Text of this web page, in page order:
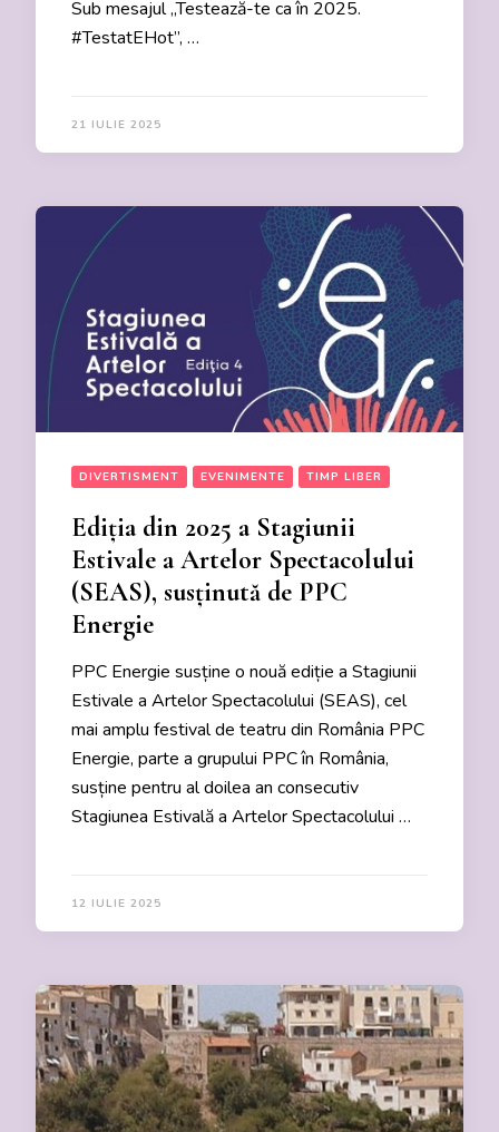
Sub mesajul „Testează-te ca în 2025.
#TestatEHot”, …
21 IULIE 2025
DIVERTISMENT EVENIMENTE TIMP LIBER
Ediția din 2025 a Stagiunii
Estivale a Artelor Spectacolului
(SEAS), susținută de PPC
Energie
PPC Energie susține o nouă ediție a Stagiunii
Estivale a Artelor Spectacolului (SEAS), cel
mai amplu festival de teatru din România PPC
Energie, parte a grupului PPC în România,
susține pentru al doilea an consecutiv
Stagiunea Estivală a Artelor Spectacolului …
12 IULIE 2025